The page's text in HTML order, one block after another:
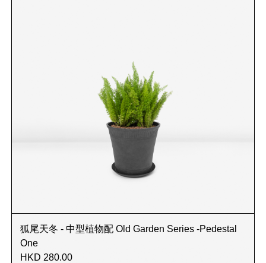
狐尾天冬 - 中型植物配 Old Garden Series -Pedestal
One
HKD 280.00